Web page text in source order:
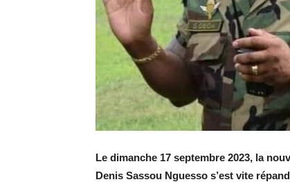
Le dimanche 17 septembre 2023, la
Denis Sassou Nguesso s’est vite